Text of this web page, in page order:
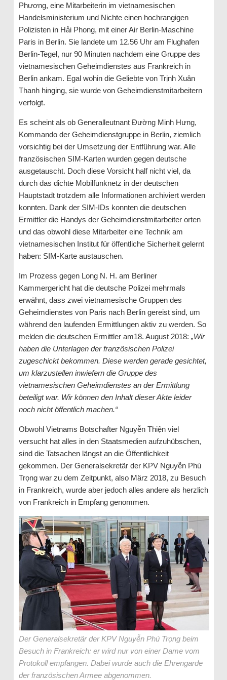
Phương, eine Mitarbeiterin im vietnamesischen
Handelsministerium und Nichte einen hochrangigen
Polizisten in Hải Phong, mit einer Air Berlin-Maschine
Paris in Berlin. Sie landete um 12.56 Uhr am Flughafen
Berlin-Tegel, nur 90 Minuten nachdem eine Gruppe des
vietnamesischen Geheimdienstes aus Frankreich in
Berlin ankam. Egal wohin die Geliebte von Trịnh Xuân
Thanh hinging, sie wurde von Geheimdienstmitarbeitern
verfolgt.
Es scheint als ob Generalleutnant Đường Minh Hưng,
Kommando der Geheimdienstgruppe in Berlin, ziemlich
vorsichtig bei der Umsetzung der Entführung war. Alle
französischen SIM-Karten wurden gegen deutsche
ausgetauscht. Doch diese Vorsicht half nicht viel, da
durch das dichte Mobilfunknetz in der deutschen
Hauptstadt trotzdem alle Informationen archiviert werden
konnten. Dank der SIM-IDs konnten die deutschen
Ermittler die Handys der Geheimdienstmitarbeiter orten
und das obwohl diese Mitarbeiter eine Technik am
vietnamesischen Institut für öffentliche Sicherheit gelernt
haben: SIM-Karte austauschen.
Im Prozess gegen Long N. H. am Berliner
Kammergericht hat die deutsche Polizei mehrmals
erwähnt, dass zwei vietnamesische Gruppen des
Geheimdienstes von Paris nach Berlin gereist sind, um
während den laufenden Ermittlungen aktiv zu werden. So
melden die deutschen Ermittler am18. August 2018: „Wir
haben die Unterlagen der französischen Polizei
zugeschickt bekommen. Diese werden gerade gesichtet,
um klarzustellen inwiefern die Gruppe des
vietnamesischen Geheimdienstes an der Ermittlung
beteiligt war. Wir können den Inhalt dieser Akte leider
noch nicht öffentlich machen.“
Obwohl Vietnams Botschafter Nguyễn Thiện viel
versucht hat alles in den Staatsmedien aufzuhübschen,
sind die Tatsachen längst an die Öffentlichkeit
gekommen. Der Generalsekretär der KPV Nguyễn Phú
Trọng war zu dem Zeitpunkt, also März 2018, zu Besuch
in Frankreich, wurde aber jedoch alles andere als herzlich
von Frankreich in Empfang genommen.
Der Generalsekretär der KPV Nguyễn Phú Trọng beim
Besuch in Frankreich: er wird nur von einer Dame vom
Protokoll empfangen. Dabei wurde auch die Ehrengarde
der französischen Armee abgenommen.